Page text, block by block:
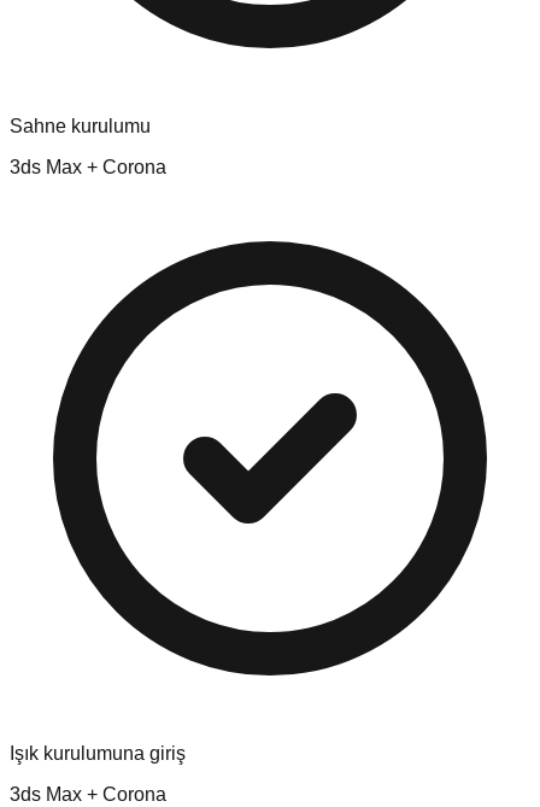
Sahne kurulumu
3ds Max + Corona
Işık kurulumuna giriş
3ds Max + Corona